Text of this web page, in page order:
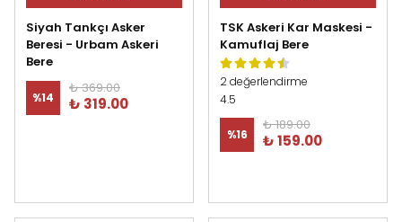
Siyah Tankçı Asker
Beresi - Urbam Askeri
Bere
%14
₺ 369.00
₺ 319.00
TSK Askeri Kar Maskesi -
Kamuflaj Bere
2 değerlendirme
4.5
%16
₺ 189.00
₺ 159.00